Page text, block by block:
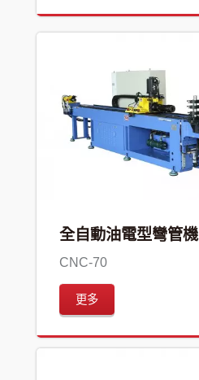
全自動油電型彎管機
CNC-70
更多